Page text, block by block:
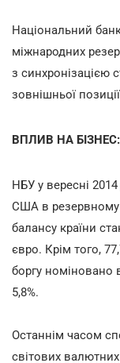
Національний
міжнародних
з синхронізацією
зовнішньої
ВПЛИВ НА БІЗНЕС:
НБУ у вересні
США в резервному
балансу країни
євро. Крім того,
боргу номіновано
5,8%.
Останнім часом
світових